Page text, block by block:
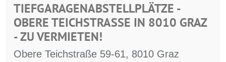
TIEFGARAGENABSTELLPLÄTZE -
OBERE TEICHSTRASSE IN 8010 GRAZ -
ZU VERMIETEN!
Obere Teichstraße 59-61, 8010 Graz